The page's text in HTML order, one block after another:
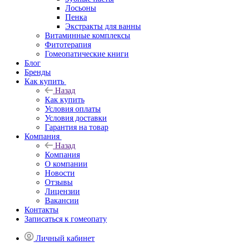
Лосьоны
Пенка
Экстракты для ванны
Витаминные комплексы
Фитотерапия
Гомеопатические книги
Блог
Бренды
Как купить
Назад
Как купить
Условия оплаты
Условия доставки
Гарантия на товар
Компания
Назад
Компания
О компании
Новости
Отзывы
Лицензии
Вакансии
Контакты
Записаться к гомеопату
Личный кабинет